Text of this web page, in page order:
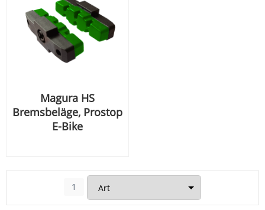
Magura HS
Bremsbeläge, Prostop
E-Bike
1